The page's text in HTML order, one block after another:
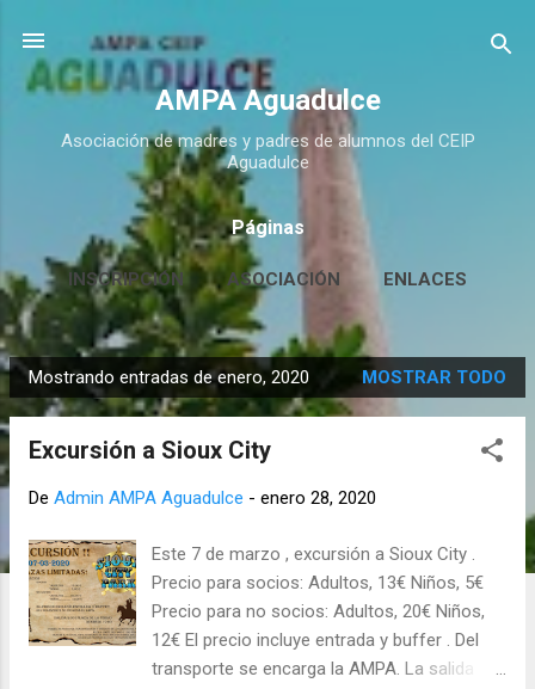
Ir al contenido principal
AMPA Aguadulce
Asociación de madres y padres de alumnos del CEIP
Aguadulce
Páginas
INSCRIPCIÓN ASOCIACIÓN ENLACES
CONTACTO MÁS… HUERTO ESCOLAR
E
n
Mostrando entradas de enero, 2020 MOSTRAR TODO
Excursión a Sioux City
De Admin AMPA Aguadulce - enero 28, 2020
Este 7 de marzo , excursión a Sioux City .
Precio para socios: Adultos, 13€ Niños, 5€
Precio para no socios: Adultos, 20€ Niños,
12€ El precio incluye entrada y buffer . Del
transporte se encarga la AMPA. La salida